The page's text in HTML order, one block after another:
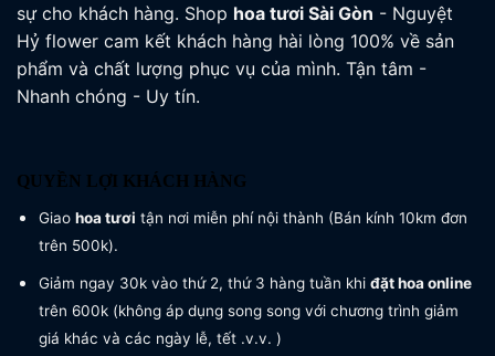
sự cho khách hàng. Shop hoa tươi Sài Gòn - Nguyệt
Hỷ flower cam kết khách hàng hài lòng 100% về sản
phẩm và chất lượng phục vụ của mình. Tận tâm -
Nhanh chóng - Uy tín.
QUYỀN LỢI KHÁCH HÀNG
Giao hoa tươi tận nơi miễn phí nội thành (Bán kính 10km đơn
trên 500k).
Giảm ngay 30k vào thứ 2, thứ 3 hàng tuần khi đặt hoa online
trên 600k (không áp dụng song song với chương trình giảm
giá khác và các ngày lễ, tết .v.v. )